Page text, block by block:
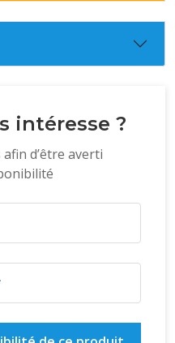
intéresse ?
d’être averti